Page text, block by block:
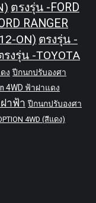
ตรงรุ่น -FORD
RANGER
ON) ตรงรุ่น -
รงรุ่น -TOYOTA
ง ปีกนกปรับองศา
4WD ฟ้าฝาแดง
าฟ้า ปีกนกปรับองศา
4WD (สีแดง)